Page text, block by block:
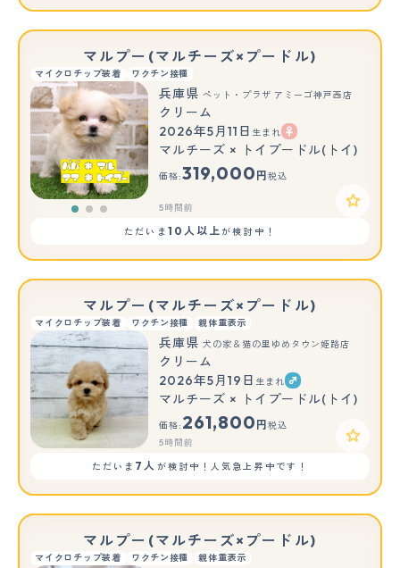
マルプー(マルチーズ×プードル)
マイクロチップ装着 ワクチン接種
もっと見る
兵庫県 ペット・プラザ アミーゴ神戸西店
クリーム
2026年5月11日 生まれ
マルチーズ × トイプードル(トイ)
価格:319,000 円 税込
5時間前
ただいま 10人以上が検討中！
マルプー(マルチーズ×プードル)
マイクロチップ装着 ワクチン接種 親体重表示
兵庫県 犬の家＆猫の里ゆめタウン姫路店
クリーム
2026年5月19日 生まれ
マルチーズ × トイプードル(トイ)
価格: 261,800 円 税込
5時間前
ただいま 7人 が検討中！人気急上昇中です！
マルプー(マルチーズ×プードル)
マイクロチップ装着 ワクチン接種 親体重表示